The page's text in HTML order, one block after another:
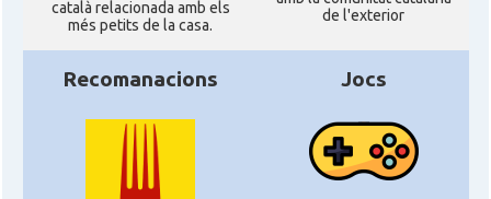
català relacionada amb els
més petits de la casa.
de l'exterior
Recomanacions Jocs